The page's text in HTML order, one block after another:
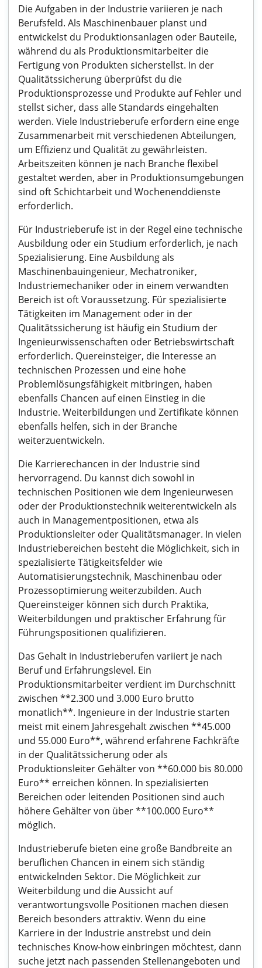
Die Aufgaben in der Industrie variieren je nach
Berufsfeld. Als Maschinenbauer planst und
entwickelst du Produktionsanlagen oder Bauteile,
während du als Produktionsmitarbeiter die
Fertigung von Produkten sicherstellst. In der
Qualitätssicherung überprüfst du die
Produktionsprozesse und Produkte auf Fehler und
stellst sicher, dass alle Standards eingehalten
werden. Viele Industrieberufe erfordern eine enge
Zusammenarbeit mit verschiedenen Abteilungen,
um Effizienz und Qualität zu gewährleisten.
Arbeitszeiten können je nach Branche flexibel
gestaltet werden, aber in Produktionsumgebungen
sind oft Schichtarbeit und Wochenenddienste
erforderlich.
Für Industrieberufe ist in der Regel eine technische
Ausbildung oder ein Studium erforderlich, je nach
Spezialisierung. Eine Ausbildung als
Maschinenbauingenieur, Mechatroniker,
Industriemechaniker oder in einem verwandten
Bereich ist oft Voraussetzung. Für spezialisierte
Tätigkeiten im Management oder in der
Qualitätssicherung ist häufig ein Studium der
Ingenieurwissenschaften oder Betriebswirtschaft
erforderlich. Quereinsteiger, die Interesse an
technischen Prozessen und eine hohe
Problemlösungsfähigkeit mitbringen, haben
ebenfalls Chancen auf einen Einstieg in die
Industrie. Weiterbildungen und Zertifikate können
ebenfalls helfen, sich in der Branche
weiterzuentwickeln.
Die Karrierechancen in der Industrie sind
hervorragend. Du kannst dich sowohl in
technischen Positionen wie dem Ingenieurwesen
oder der Produktionstechnik weiterentwickeln als
auch in Managementpositionen, etwa als
Produktionsleiter oder Qualitätsmanager. In vielen
Industriebereichen besteht die Möglichkeit, sich in
spezialisierte Tätigkeitsfelder wie
Automatisierungstechnik, Maschinenbau oder
Prozessoptimierung weiterzubilden. Auch
Quereinsteiger können sich durch Praktika,
Weiterbildungen und praktischer Erfahrung für
Führungspositionen qualifizieren.
Das Gehalt in Industrieberufen variiert je nach
Beruf und Erfahrungslevel. Ein
Produktionsmitarbeiter verdient im Durchschnitt
zwischen **2.300 und 3.000 Euro brutto
monatlich**. Ingenieure in der Industrie starten
meist mit einem Jahresgehalt zwischen **45.000
und 55.000 Euro**, während erfahrene Fachkräfte
in der Qualitätssicherung oder als
Produktionsleiter Gehälter von **60.000 bis 80.000
Euro** erreichen können. In spezialisierten
Bereichen oder leitenden Positionen sind auch
höhere Gehälter von über **100.000 Euro**
möglich.
Industrieberufe bieten eine große Bandbreite an
beruflichen Chancen in einem sich ständig
entwickelnden Sektor. Die Möglichkeit zur
Weiterbildung und die Aussicht auf
verantwortungsvolle Positionen machen diesen
Bereich besonders attraktiv. Wenn du eine
Karriere in der Industrie anstrebst und dein
technisches Know-how einbringen möchtest, dann
suche jetzt nach passenden Stellenangeboten und